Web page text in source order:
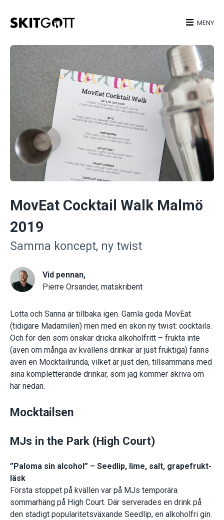
MENY
MovEat Cocktail Walk Malmö
2019
Samma koncept, ny twist
Vid pennan,
Pierre Orsander, matskribent
Lotta och Sanna är tillbaka igen. Gamla goda MovEat
(tidigare Madamilen) men med en skön ny twist: cocktails.
Och för den som önskar dricka alkoholfritt – frukta inte
(även om många av kvällens drinkar är just fruktiga) fanns
även en Mocktailrunda, vilket är just den, tillsammans med
sina kompletterande drinkar, som jag kommer skriva om
här nedan.
Mocktailsen
MJs in the Park (High Court)
”Paloma sin alcohol” – Seedlip, lime, salt, grapefrukt-
läsk
Första stoppet på kvällen var på MJs temporära
sommarhäng på High Court. Där serverades en drink på
den stadigt popularitetsväxande Seedlip, en alkoholfri gin.